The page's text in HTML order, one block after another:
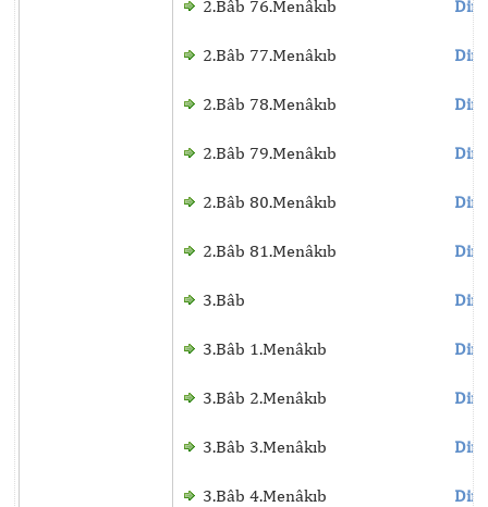
2.Bâb 76.Menâkıb
2.Bâb 77.Menâkıb
2.Bâb 78.Menâkıb
2.Bâb 79.Menâkıb
2.Bâb 80.Menâkıb
2.Bâb 81.Menâkıb
3.Bâb
3.Bâb 1.Menâkıb
3.Bâb 2.Menâkıb
3.Bâb 3.Menâkıb
3.Bâb 4.Menâkıb